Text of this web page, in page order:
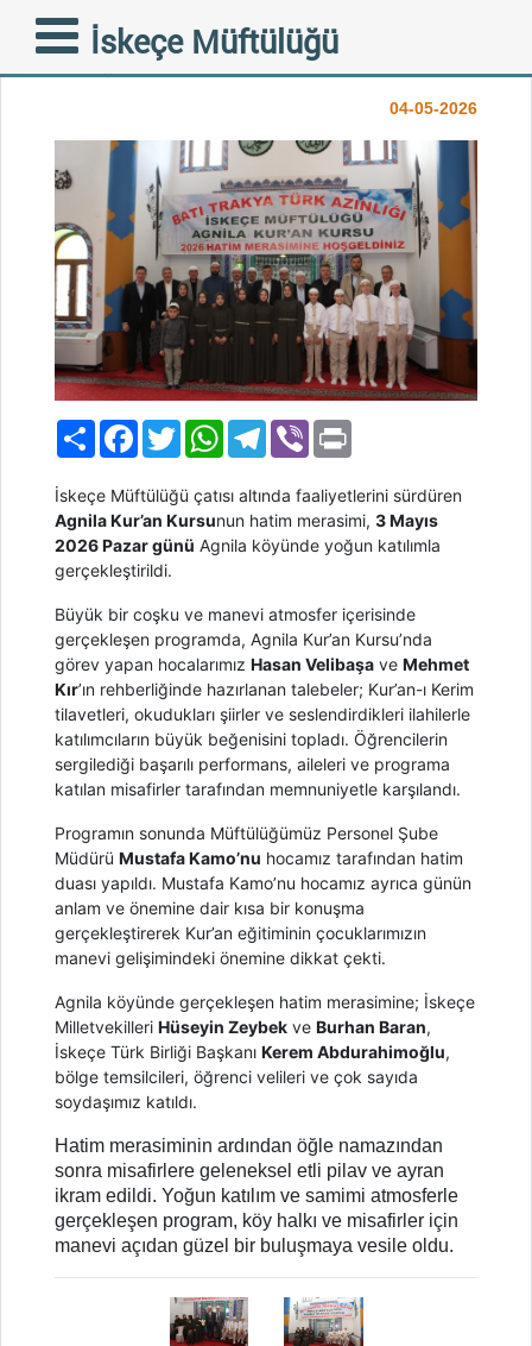
İskeçe Müftülüğü
Agnila Kur’an Kursu’nda
Coşkulu Hatim Merasimi
04-05-2026
PaylaşFacebook
TwitterWhatsAppTelegram
Viber
İskeçe Müftülüğü çatısı altında faaliyetlerini sürdüren
Agnila Kur’an Kursunun hatim merasimi, 3 Mayıs
2026 Pazar günü Agnila köyünde yoğun katılımla
gerçekleştirildi.
Büyük bir coşku ve manevi atmosfer içerisinde
gerçekleşen programda, Agnila Kur’an Kursu’nda
görev yapan hocalarımız Hasan Velibaşa ve Mehmet
Kır’ın rehberliğinde hazırlanan talebeler; Kur’an-ı Kerim
tilavetleri, okudukları şiirler ve seslendirdikleri ilahilerle
katılımcıların büyük beğenisini topladı. Öğrencilerin
sergilediği başarılı performans, aileleri ve programa
katılan misafirler tarafından memnuniyetle karşılandı.
Programın sonunda Müftülüğümüz Personel Şube
Müdürü Mustafa Kamo’nu hocamız tarafından hatim
duası yapıldı. Mustafa Kamo’nu hocamız ayrıca günün
anlam ve önemine dair kısa bir konuşma
gerçekleştirerek Kur’an eğitiminin çocuklarımızın
manevi gelişimindeki önemine dikkat çekti.
Agnila köyünde gerçekleşen hatim merasimine; İskeçe
Milletvekilleri Hüseyin Zeybek ve Burhan Baran,
İskeçe Türk Birliği Başkanı Kerem Abdurahimoğlu,
bölge temsilcileri, öğrenci velileri ve çok sayıda
soydaşımız katıldı.
Hatim merasiminin ardından öğle namazından
sonra misafirlere geleneksel etli pilav ve ayran
ikram edildi. Yoğun katılım ve samimi atmosferle
gerçekleşen program, köy halkı ve misafirler için
manevi açıdan güzel bir buluşmaya vesile oldu.